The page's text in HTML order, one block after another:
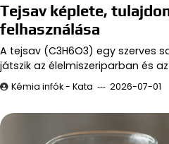
Tejsav képlete,
felhasználása
A tejsav (C3H6O3) egy szerves
játszik az élelmiszeriparban és
Kémia infók - Kata 2026-07-01